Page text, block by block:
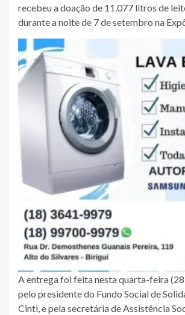
recebeu a doação de 11.077 litros de
durante a noite de 7 de setembro na
A entrega foi feita nesta quarta-feira
pelo presidente do Fundo Social de
Cinti, e pela secretária de Assistência